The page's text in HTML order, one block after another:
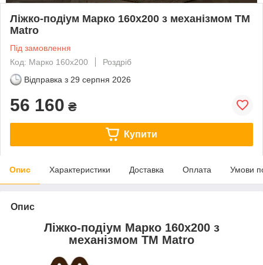
Ліжко-подіум Марко 160x200 з механізмом TM
Matro
Під замовлення
Код: Марко 160х200
Роздріб
Відправка з 29 серпня 2026
56 160 ₴
Купити
Опис Характеристики Доставка Оплата Умови
Опис
Ліжко-подіум Марко 160x200 з
механізмом TM Matro